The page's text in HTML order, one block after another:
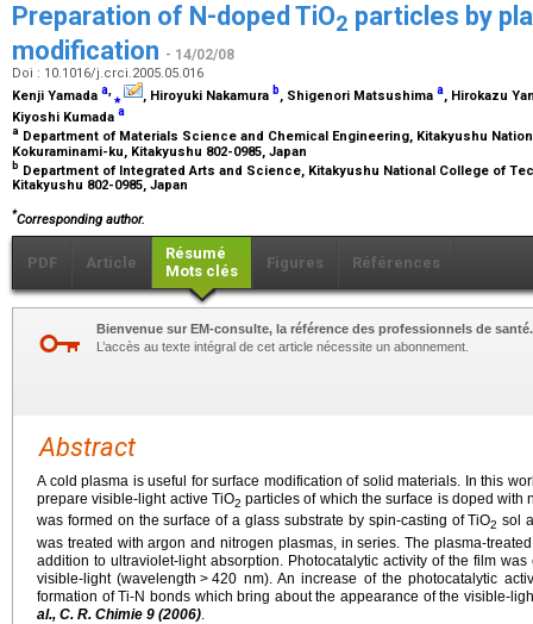
Preparation of N-doped TiO2 particles by
modification - 14/02/08
Doi : 10.1016/j.crci.2005.05.016
Kenji Yamada a,⁎ , Hiroyuki Nakamura b, Shigenori Matsushima a, Hirokazu
Kiyoshi Kumada a
a Department of Materials Science and Chemical Engineering, Kitakyushu
Kokuraminami-ku, Kitakyushu 802-0985, Japan
b Department of Integrated Arts and Science, Kitakyushu National College of
Kitakyushu 802-0985, Japan
*Corresponding author.
PDF Article
Résumé
Mots clés
Figures Références
Bienvenue sur EM-consulte, la référence des professionnels de santé.
L’accès au texte intégral de cet article nécessite un abonnement.
Abstract
A cold plasma is useful for surface modification of solid materials. In this
prepare visible-light active TiO2 particles of which the surface is doped with
was formed on the surface of a glass substrate by spin-casting of TiO2 sol
was treated with argon and nitrogen plasmas, in series. The plasma-
addition to ultraviolet-light absorption. Photocatalytic activity of the film
visible-light (wavelength > 420 nm). An increase of the photocatalytic
formation of Ti-N bonds which bring about the appearance of the visible-
al., C. R. Chimie 9 (2006)